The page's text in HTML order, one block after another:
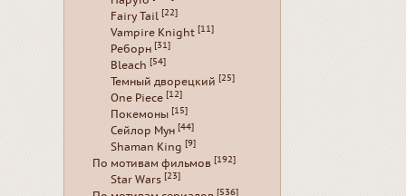
Fairy Tail [22]
Vampire Knight [11]
Реборн [31]
Bleach [54]
Темный дворецкий [25]
One Piece [12]
Покемоны [15]
Сейлор Мун [44]
Shaman King [9]
По мотивам фильмов [192]
Star Wars [23]
[536]